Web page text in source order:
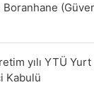
yılı YTÜ Yurt
Kabulü